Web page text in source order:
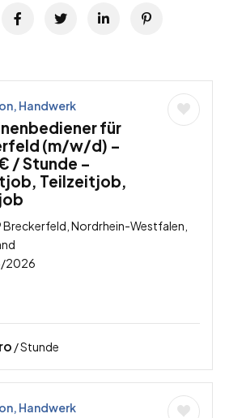
Handwerk
für
(m/w/d) –
/ Stunde –
Teilzeitjob,
Nordrhein-Westfalen,
2026
/ Stunde
Handwerk